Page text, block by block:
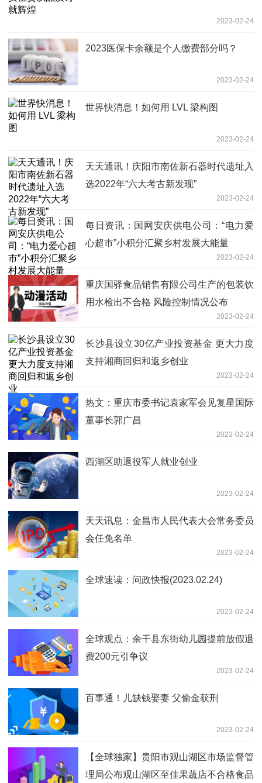
2023-02-24
2023医保卡余额是个人缴费部分吗？
2023-02-24
世界快消息！如何用 LVL 梁构图
2023-02-24
天天通讯！庆阳市南佐新石器时代遗址入
选2022年“六大考古新发现”
2023-02-24
每日资讯：国网安庆供电公司：“电力爱
心超市”小积分汇聚乡村发展大能量
2023-02-24
重庆国驿食品销售有限公司生产的包装饮
用水检出不合格 风险控制情况公布
2023-02-24
长沙县设立30亿产业投资基金 更大力度
支持湘商回归和返乡创业
2023-02-24
热文：重庆市委书记袁家军会见复星国际
董事长郭广昌
2023-02-24
西湖区助退役军人就业创业
2023-02-24
天天讯息：金昌市人民代表大会常务委员
会任免名单
2023-02-24
全球速读：问政快报(2023.02.24)
2023-02-24
全球观点：余干县东街幼儿园提前放假退
费200元引争议
2023-02-24
百事通！儿缺钱娶妻 父偷金获刑
2023-02-24
【全球独家】贵阳市观山湖区市场监督管
理局公布观山湖区至佳果蔬店不合格食品